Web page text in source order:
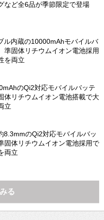
など全6品が季節限定で登場
ル内蔵の10000mAhモバイルバ
固体リチウムイオン電池採用
を両立
のQi2対応モバイルバッテ
リチウムイオン電池搭載で大
立
8.3mmのQi2対応モバイルバッ
体リチウムイオン電池採用で
両立
る